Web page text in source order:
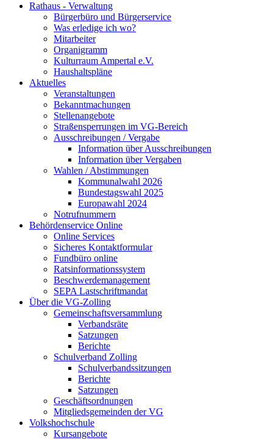
Rathaus - Verwaltung
Bürgerbüro und Bürgerservice
Was erledige ich wo?
Mitarbeiter
Organigramm
Kulturraum Ampertal e.V.
Haushaltspläne
Aktuelles
Veranstaltungen
Bekanntmachungen
Stellenangebote
Straßensperrungen im VG-Bereich
Ausschreibungen / Vergabe
Information über Ausschreibungen
Information über Vergaben
Wahlen / Abstimmungen
Kommunalwahl 2026
Bundestagswahl 2025
Europawahl 2024
Notrufnummern
Behördenservice Online
Online Services
Sicheres Kontaktformular
Fundbüro online
Ratsinformationssystem
Beschwerdemanagement
SEPA Lastschriftmandat
Über die VG-Zolling
Gemeinschaftsversammlung
Verbandsräte
Satzungen
Berichte
Schulverband Zolling
Schulverbandssitzungen
Berichte
Satzungen
Geschäftsordnungen
Mitgliedsgemeinden der VG
Volkshochschule
Kursangebote